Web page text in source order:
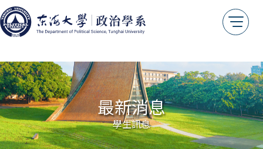
最新消息
學生訊息